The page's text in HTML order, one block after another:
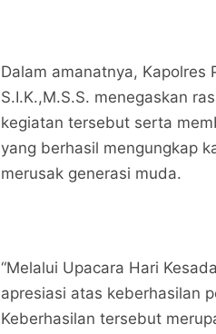
Dalam amanatnya, Kapolres
S.I.K.,M.S.S. menegaskan
kegiatan tersebut serta
yang berhasil mengungkap
merusak generasi muda.
“Melalui Upacara Hari
apresiasi atas keberhasilan
Keberhasilan tersebut